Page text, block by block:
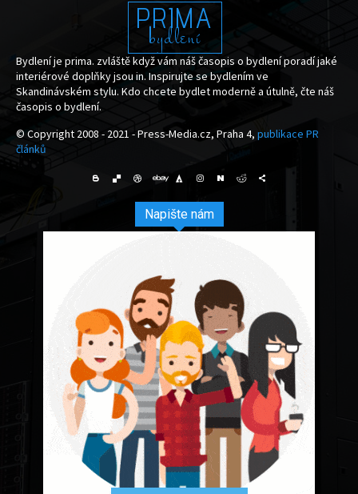
PRIMA
bydlení
Bydlení je prima. zvláště když vám náš časopis o bydlení poradí jaké
interiérové doplňky jsou in. Inspirujte se bydlením ve
Skandinávském stylu. Kdo chcete bydlet moderně a útulně, čte náš
časopis o bydlení.
© Copyright 2008 - 2021 - Press-Media.cz, Praha 4, publikace PR
článků
Napište nám